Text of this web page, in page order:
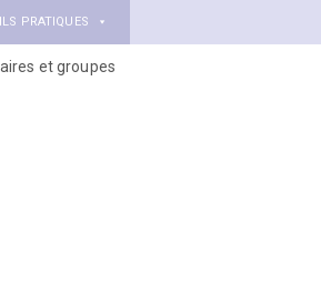
PRATIQUES
et groupes